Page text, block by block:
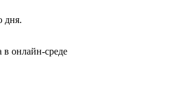
дня.
онлайн-среде